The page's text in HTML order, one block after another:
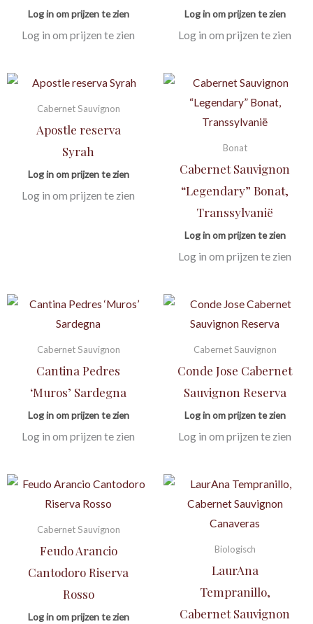
Log in om prijzen te zien
Log in om prijzen te zien
Log in om prijzen te zien
Log in om prijzen te zien
Cabernet Sauvignon
Apostle reserva
Syrah
Log in om prijzen te zien
Log in om prijzen te zien
Bonat
Cabernet Sauvignon
“Legendary” Bonat,
Transsylvanië
Log in om prijzen te zien
Log in om prijzen te zien
Cabernet Sauvignon
Cantina Pedres
‘Muros’ Sardegna
Log in om prijzen te zien
Log in om prijzen te zien
Cabernet Sauvignon
Conde Jose Cabernet
Sauvignon Reserva
Log in om prijzen te zien
Log in om prijzen te zien
Cabernet Sauvignon
Feudo Arancio
Cantodoro Riserva
Rosso
Log in om prijzen te zien
Biologisch
LaurAna
Tempranillo,
Cabernet Sauvignon